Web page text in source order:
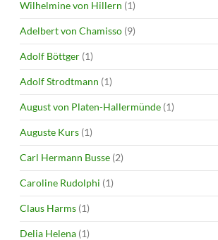
Wilhelmine von Hillern (1)
Adelbert von Chamisso (9)
Adolf Böttger (1)
Adolf Strodtmann (1)
August von Platen-Hallermünde (1)
Auguste Kurs (1)
Carl Hermann Busse (2)
Caroline Rudolphi (1)
Claus Harms (1)
Delia Helena (1)